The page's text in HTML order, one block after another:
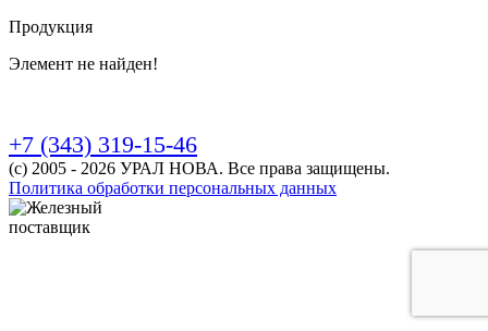
Продукция
Элемент не найден!
+7 (343) 319-15-46
(с) 2005 - 2026 УРАЛ НОВА. Все права защищены.
Политика обработки персональных данных